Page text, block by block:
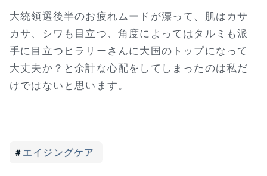
大統領選後半のお疲れムードが漂って、肌はカサ
カサ、シワも目立つ、角度によってはタルミも派
手に目立つヒラリーさんに大国のトップになって
大丈夫か？と余計な心配をしてしまったのは私だ
けではないと思います。
エイジングケア